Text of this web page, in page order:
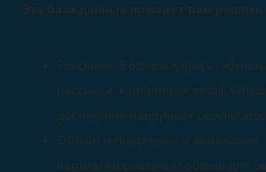
Эта база данных поможет вам решить
Рассылки. Воспользуйтесь
рассылки, комбинируя email,
достижения наилучших результатов.
Обзвон менеджером и автообзвон.
автоматизированный обзвон для